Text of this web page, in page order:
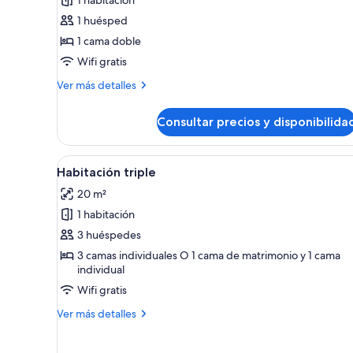
Habitación
doble
de
uso
individual
1 huésped
1 cama doble
Wifi gratis
Ver más detalles
Más
doble
de
uso
Consultar precios y
Abrir
todas
las
fotos
de
Habitación
triple
Habitación de hotel con dos
14
Habitación triple
20 m²
1 habitación
3 huéspedes
3 camas individuales O 1 cama de matrimonio y 1 cama
individual
Wifi gratis
Ver más detalles
Más